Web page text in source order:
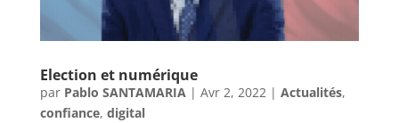
Election et numérique
par Pablo SANTAMARIA| Avr 2, 2022| Actualités,
confiance, digital